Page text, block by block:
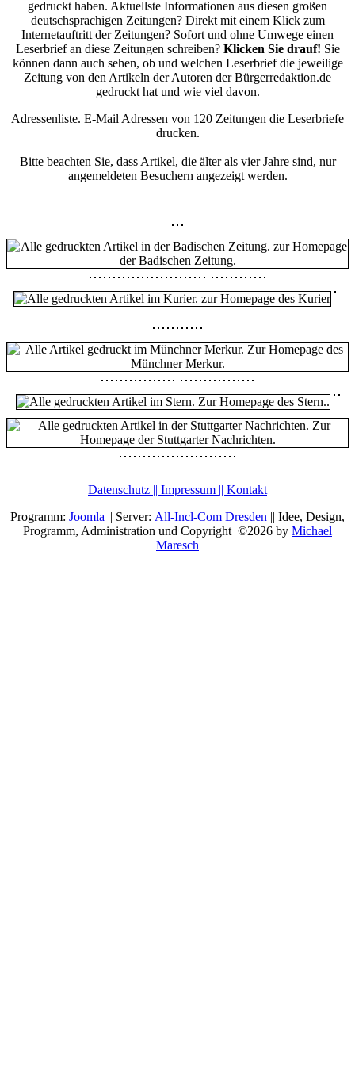
gedruckt haben. Aktuellste Informationen aus diesen großen
deutschsprachigen Zeitungen? Direkt mit einem Klick zum
Internetauftritt der Zeitungen? Sofort und ohne Umwege einen
Leserbrief an diese Zeitungen schreiben? Klicken Sie drauf! Sie
können dann auch sehen, ob und welchen Leserbrief die jeweilige
Zeitung von den Artikeln der Autoren der Bürgerredaktion.de
gedruckt hat und wie viel davon.
Adressenliste. E-Mail Adressen von 120 Zeitungen die Leserbriefe
drucken.
Bitte beachten Sie, dass Artikel, die älter als vier Jahre sind, nur
angemeldeten Besuchern angezeigt werden.
Datenschutz || Impressum || Kontakt
Programm: Joomla || Server: All-Incl-Com Dresden || Idee, Design,
Programm, Administration und Copyright ©2026 by Michael
Maresch